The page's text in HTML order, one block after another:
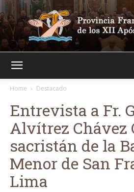
Home
Destacado
Entrevista a Fr.
Alvítrez Chávez
sacristán de la
Menor de San
Lima